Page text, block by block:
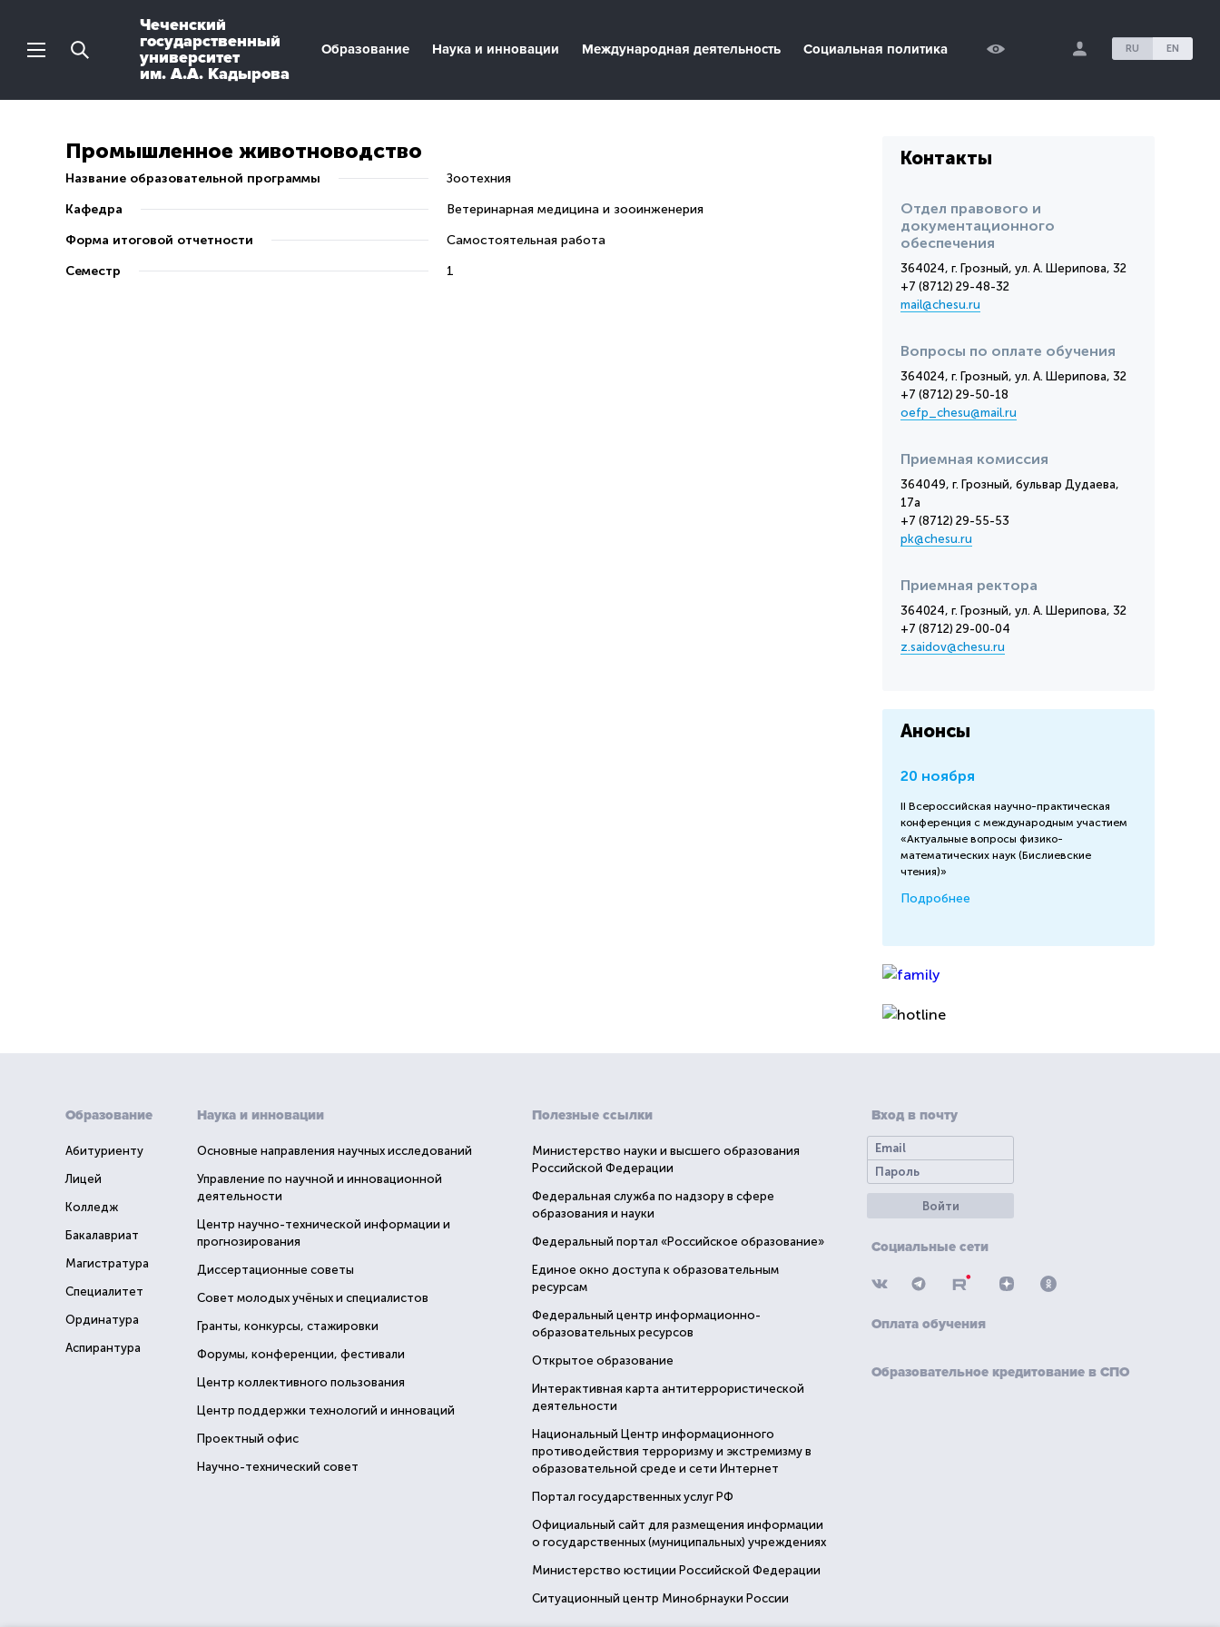
Чеченский
государственный
университет
им. А.А. Кадырова
Образование Наука и инновации Международная деятельность Социальная политика RU EN
Промышленное животноводство
Название образовательной программы
Зоотехния
Кафедра
Ветеринарная медицина и зооинженерия
Форма итоговой отчетности
Самостоятельная работа
Семестр
1
Контакты
Отдел правового и
документационного
обеспечения
364024, г. Грозный, ул. А. Шерипова, 32
+7 (8712) 29-48-32
mail@chesu.ru
Вопросы по оплате обучения
364024, г. Грозный, ул. А. Шерипова, 32
+7 (8712) 29-50-18
oefp_chesu@mail.ru
Приемная комиссия
364049, г. Грозный, бульвар Дудаева,
17а
+7 (8712) 29-55-53
pk@chesu.ru
Приемная ректора
364024, г. Грозный, ул. А. Шерипова, 32
+7 (8712) 29-00-04
z.saidov@chesu.ru
Анонсы
20 ноября
II Всероссийская научно-практическая
конференция с международным участием
«Актуальные вопросы физико-
математических наук (Бислиевские
чтения)»
Подробнее
Образование
Абитуриенту
Лицей
Колледж
Бакалавриат
Магистратура
Специалитет
Ординатура
Аспирантура
Наука и инновации
Основные направления научных исследований
Управление по научной и инновационной
деятельности
Центр научно-технической информации и
прогнозирования
Диссертационные советы
Совет молодых учёных и специалистов
Гранты, конкурсы, стажировки
Форумы, конференции, фестивали
Центр коллективного пользования
Центр поддержки технологий и инноваций
Проектный офис
Научно-технический совет
Полезные ссылки
Министерство науки и высшего образования
Российской Федерации
Федеральная служба по надзору в сфере
образования и науки
Федеральный портал «Российское образование»
Единое окно доступа к образовательным
ресурсам
Федеральный центр информационно-
образовательных ресурсов
Открытое образование
Интерактивная карта антитеррористической
деятельности
Национальный Центр информационного
противодействия терроризму и экстремизму в
образовательной среде и сети Интернет
Портал государственных услуг РФ
Официальный сайт для размещения информации
о государственных (муниципальных) учреждениях
Министерство юстиции Российской Федерации
Ситуационный центр Минобрнауки России
Вход в почту
Войти
Социальные сети
Оплата обучения
Образовательное кредитование в СПО